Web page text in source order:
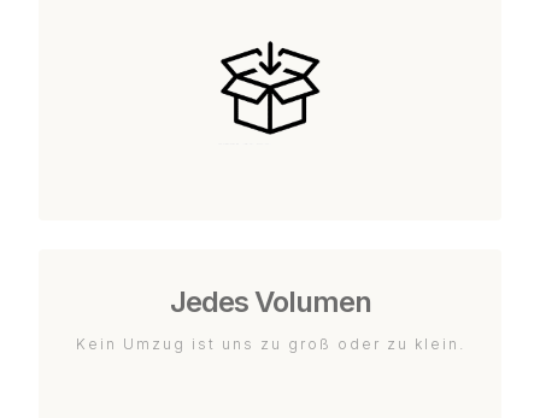
Jedes Volumen
Kein Umzug ist uns zu groß oder zu klein.